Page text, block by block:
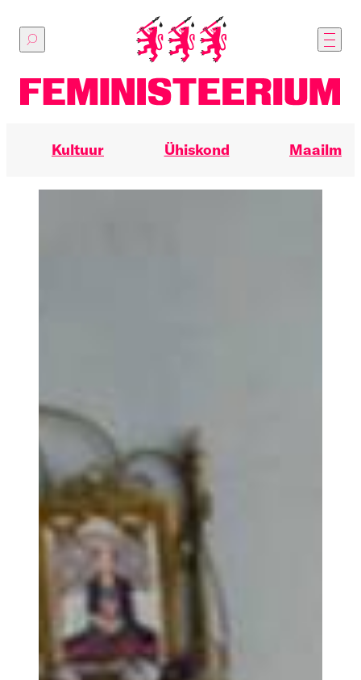
sisu
juurde
Kultuur Ühiskond Maailm